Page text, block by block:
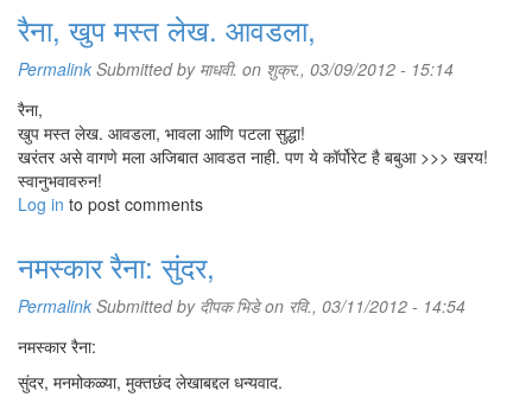
रैना, खुप मस्त लेख. आवडला,
Permalink Submitted by माधवी. on शुक्र., 03/09/2012 - 15:14
रैना,
खुप मस्त लेख. आवडला, भावला आणि पटला सुद्धा!
खरंतर असे वागणे मला अजिबात आवडत नाही. पण ये कॉर्पोरेट है बबुआ >>> खरय!
स्वानुभवावरुन!
Log in to post comments
नमस्कार रैना: सुंदर,
Permalink Submitted by दीपक भिडेon रवि., 03/11/2012 - 14:54
नमस्कार रैना:
सुंदर, मनमोकळ्या, मुक्तछंद लेखाबद्दल धन्यवाद.